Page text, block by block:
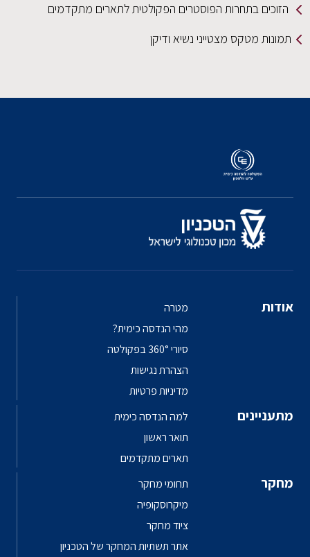
הזוכים בתחרות הפוסטרים הפקולטית לתארים מתקדמים
תמונות מטקס מצטייני נשיא ודיקן
אודות
מטרה
מהי הנדסה כימית?
סיורי 360° בפקולטה
הצהרת נגישות
מדיניות פרטיות
מתעניינים
למה הנדסה כימית
תואר ראשון
תארים מתקדמים
מחקר
תחומי מחקר
מיקרוסקופיה
ציוד מחקר
אתר תשתיות המחקר של הטכניון